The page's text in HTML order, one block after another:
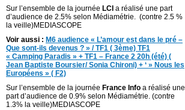
Sur l’ensemble de la journée LCI a réalisé une part
d’audience de 2.5% selon Médiamétrie. (contre 2.5 %
la veille)MEDIASCOPE
Voir aussi : M6 audience « L’amour est dans le pré –
Que sont-ils devenus ? » / TF1 ( 3ème) TF1
« Camping Paradis » + TF1 – France 2 20h (été) (
Jean Baptiste Boursier/ Sonia Chironi) + ‘ » Nous les
Européens » ( F2)
Sur l’ensemble de la journée France Info a réalisé une
part d’audience de 0.9% selon Médiamétrie. (contre
1.3% la veille)MEDIASCOPE